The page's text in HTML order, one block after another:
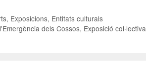
, Exposicions, Entitats culturals
dels Cossos, Exposició col·lectiva